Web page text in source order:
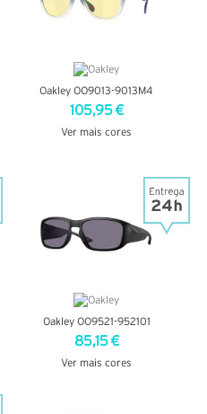
Oakley OO9013-9013M4
105,95 €
Ver mais cores
Oakley OO9521-952101
85,15 €
Ver mais cores